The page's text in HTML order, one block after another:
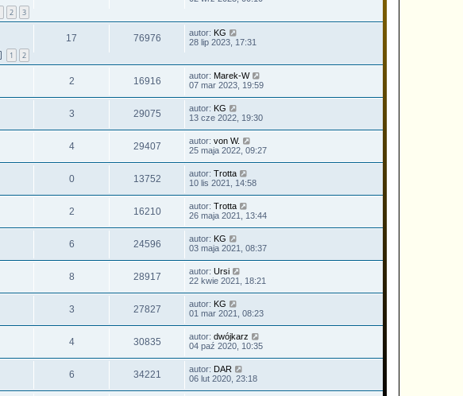
2 3
1 2
17 76976 autor: KG
28 lip 2023, 17:31
2 16916 autor: Marek-W
07 mar 2023, 19:59
3 29075 autor: KG
13 cze 2022, 19:30
4 29407 autor: von W.
25 maja 2022, 09:27
0 13752 autor: Trotta
10 lis 2021, 14:58
2 16210 autor: Trotta
26 maja 2021, 13:44
6 24596 autor: KG
03 maja 2021, 08:37
8 28917 autor: Ursi
22 kwie 2021, 18:21
3 27827 autor: KG
01 mar 2021, 08:23
4 30835 autor: dwójkarz
04 paź 2020, 10:35
6 34221 autor: DAR
06 lut 2020, 23:18